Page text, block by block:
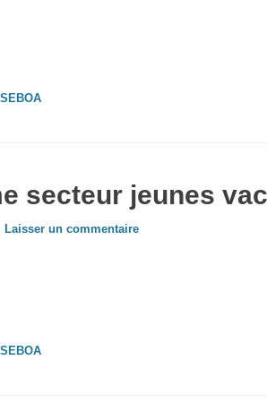
secteur jeunes
Laisser un commentaire